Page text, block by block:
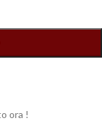
ora !